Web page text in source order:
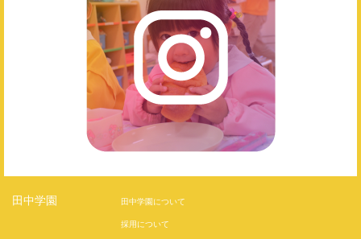
田中学園
田中学園について
採用について